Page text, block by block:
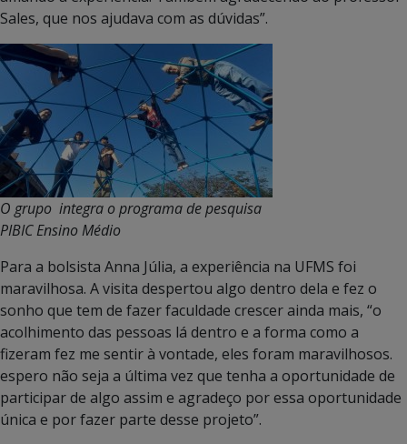
Sales, que nos ajudava com as dúvidas”.
O grupo integra o programa de pesquisa
PIBIC Ensino Médio
Para a bolsista Anna Júlia, a experiência na UFMS foi
maravilhosa. A visita despertou algo dentro dela e fez o
sonho que tem de fazer faculdade crescer ainda mais, “o
acolhimento das pessoas lá dentro e a forma como a
fizeram fez me sentir à vontade, eles foram maravilhosos.
espero não seja a última vez que tenha a oportunidade de
participar de algo assim e agradeço por essa oportunidade
única e por fazer parte desse projeto”.